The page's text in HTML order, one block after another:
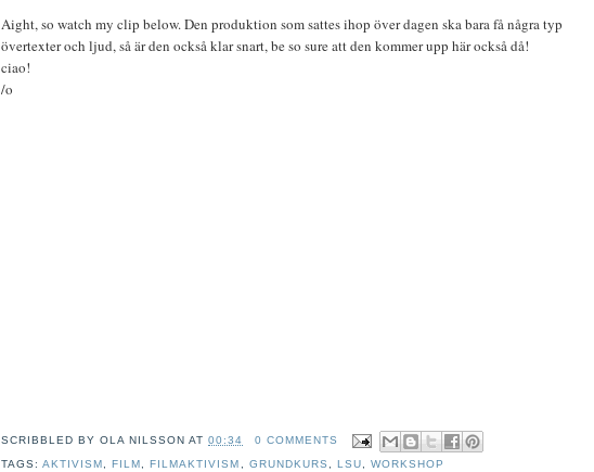
Aight, so watch my clip below. Den produktion som sattes ihop över dagen ska bara få några typ
övertexter och ljud, så är den också klar snart, be so sure att den kommer upp här också då!
ciao!
/o
SCRIBBLED BYOLA NILSSON AT00:34
0 COMMENTS
TAGS:AKTIVISM,FILM,FILMAKTIVISM , GRUNDKURS , LSU, WORKSHOP